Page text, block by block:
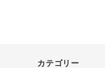
カテゴリー